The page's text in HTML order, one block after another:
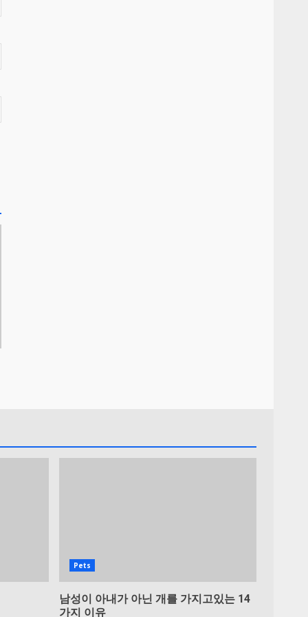
Pets
남성이 아내가 아닌 개를 가지고있는 14
가지 이유